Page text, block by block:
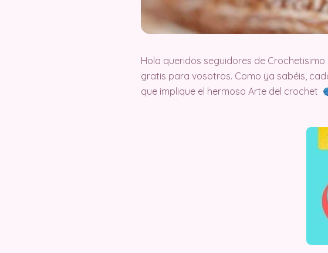
Hola queridos seguidores de Crochetisimo
gratis para vosotros. Como ya sabéis,
que implique el hermoso Arte del crochet